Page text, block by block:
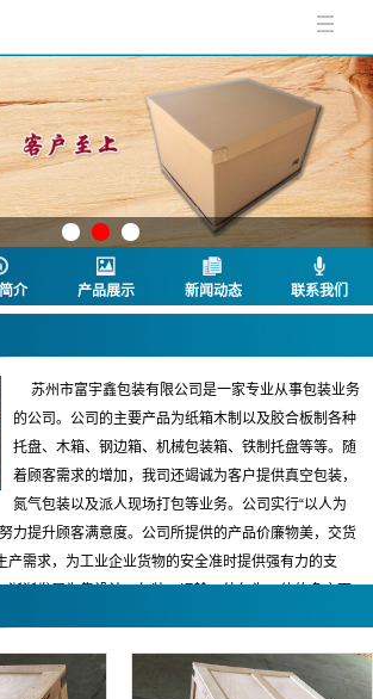
介 产品展示 新闻动态 联系我们
苏州市富宇鑫包装有限公司是一家专业从事包装业务
的公司。公司的主要产品为纸箱木制以及胶合板制各种
托盘、木箱、钢边箱、机械包装箱、铁制托盘等等。随
着顾客需求的增加，我司还竭诚为客户提供真空包装，
氮气包装以及派人现场打包等业务。公司实行“以人为
力提升顾客满意度。公司所提供的产品价廉物美，交货
产需求，为工业企业货物的安全准时提供强有力的支
渐渐发展为集设计、包装、运输、外包为一体的多方面
布苏州园区
器；泵生产企业艺达思科技；电梯行业启元电梯，通过